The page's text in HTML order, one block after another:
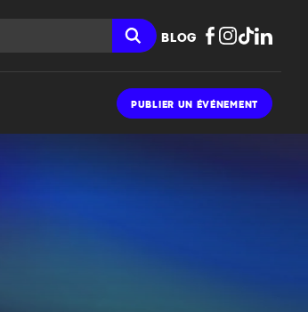
BLOG
PUBLIER UN ÉVÉNEMENT